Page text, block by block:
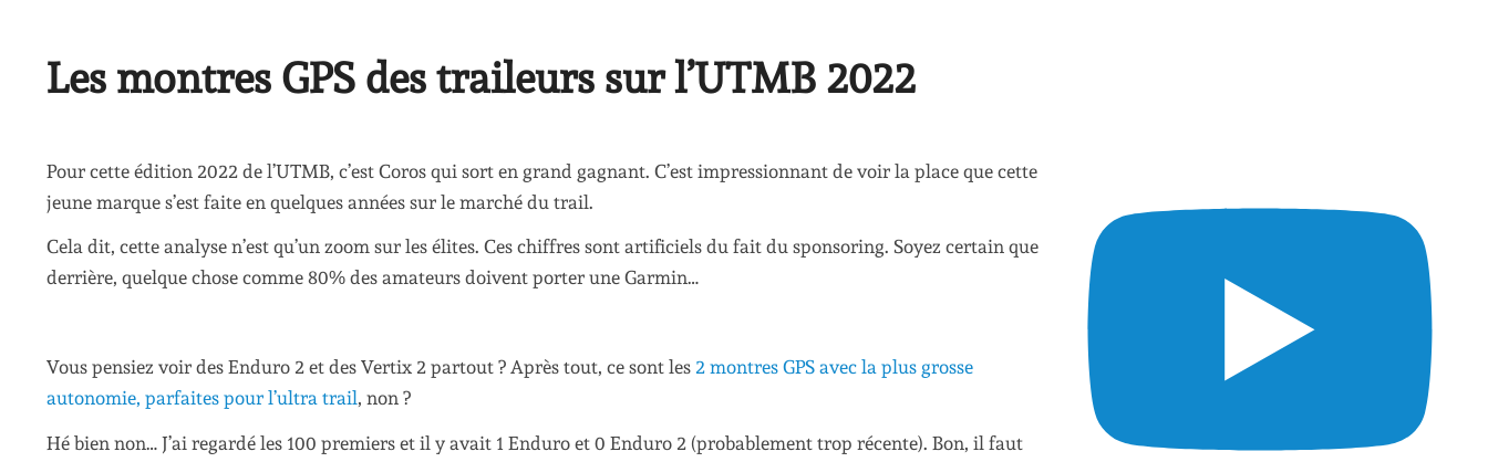
Les montres GPS des traileurs sur l’UTMB 2022
Pour cette édition 2022 de l’UTMB, c’est Coros qui sort en grand gagnant. C’est impressionnant de voir la place que cette
jeune marque s’est faite en quelques années sur le marché du trail.
Cela dit, cette analyse n’est qu’un zoom sur les élites. Ces chiffres sont artificiels du fait du sponsoring. Soyez certain que
derrière, quelque chose comme 80% des amateurs doivent porter une Garmin…
Vous pensiez voir des Enduro 2 et des Vertix 2 partout ? Après tout, ce sont les 2 montres GPS avec la plus grosse
autonomie, parfaites pour l’ultra trail, non ?
Hé bien non… J’ai regardé les 100 premiers et il y avait 1 Enduro et 0 Enduro 2 (probablement trop récente). Bon, il faut